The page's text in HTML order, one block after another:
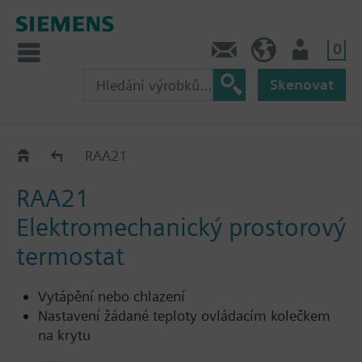
0
Skenovat
RAA..1..RAA21
RAA21
Elektromechanický prostorový
termostat
Vytápění nebo chlazení
Nastavení žádané teploty ovládacím kolečkem
na krytu